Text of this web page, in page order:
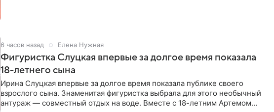
6 часов назад Елена Нужная
Фигуристка Слуцкая впервые за долгое время показала
18-летнего сына
Ирина Слуцкая впервые за долгое время показала публике своего
взрослого сына. Знаменитая фигуристка выбрала для этого необычный
антураж — совместный отдых на воде. Вместе с 18-летним Артемом